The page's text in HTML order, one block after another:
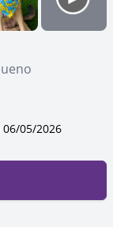
06/05/2026